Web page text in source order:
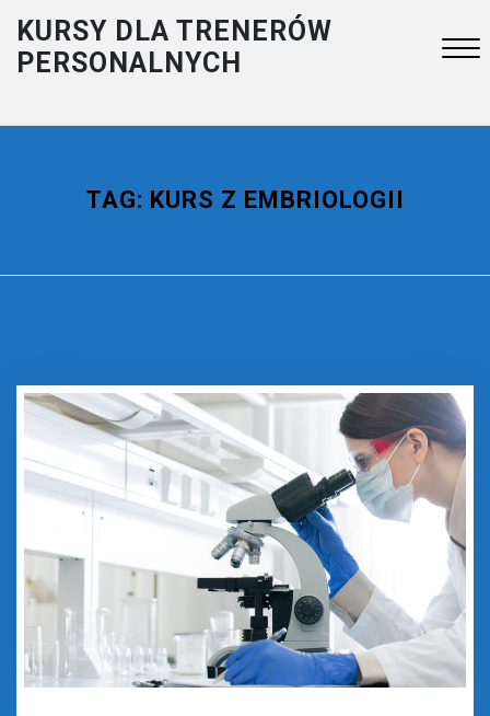
content
KURSY DLA TRENERÓW
PERSONALNYCH
TAG: KURS Z EMBRIOLOGII